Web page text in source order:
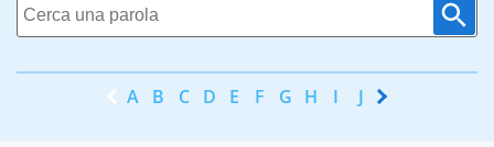
A B C D E F G H I J K